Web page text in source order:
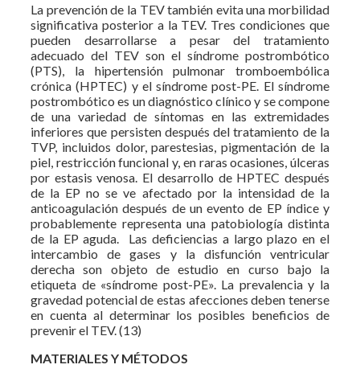
La prevención de la TEV también evita una morbilidad
significativa posterior a la TEV. Tres condiciones que
pueden desarrollarse a pesar del tratamiento
adecuado del TEV son el síndrome postrombótico
(PTS), la hipertensión pulmonar tromboembólica
crónica (HPTEC) y el síndrome post-PE. El síndrome
postrombótico es un diagnóstico clínico y se compone
de una variedad de síntomas en las extremidades
inferiores que persisten después del tratamiento de la
TVP, incluidos dolor, parestesias, pigmentación de la
piel, restricción funcional y, en raras ocasiones, úlceras
por estasis venosa. El desarrollo de HPTEC después
de la EP no se ve afectado por la intensidad de la
anticoagulación después de un evento de EP índice y
probablemente representa una patobiología distinta
de la EP aguda. Las deficiencias a largo plazo en el
intercambio de gases y la disfunción ventricular
derecha son objeto de estudio en curso bajo la
etiqueta de «síndrome post-PE». La prevalencia y la
gravedad potencial de estas afecciones deben tenerse
en cuenta al determinar los posibles beneficios de
prevenir el TEV. (13)
MATERIALES Y MÉTODOS